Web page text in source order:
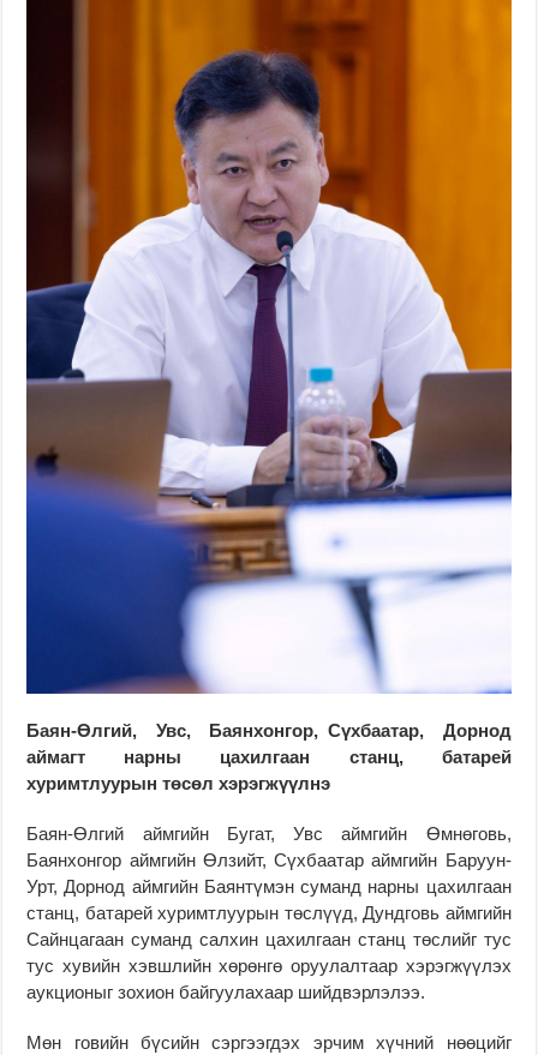
Баян-Өлгий, Увс, Баянхонгор, Сүхбаатар, Дорнод
аймагт нарны цахилгаан станц, батарей
хуримтлуурын төсөл хэрэгжүүлнэ
Баян-Өлгий аймгийн Бугат, Увс аймгийн Өмнөговь,
Баянхонгор аймгийн Өлзийт, Сүхбаатар аймгийн Баруун-
Урт, Дорнод аймгийн Баянтүмэн суманд нарны цахилгаан
станц, батарей хуримтлуурын төслүүд, Дундговь аймгийн
Сайнцагаан суманд салхин цахилгаан станц төслийг тус
тус хувийн хэвшлийн хөрөнгө оруулалтаар хэрэгжүүлэх
аукционыг зохион байгуулахаар шийдвэрлэлээ.
Мөн говийн бүсийн сэргээгдэх эрчим хүчний нөөцийг